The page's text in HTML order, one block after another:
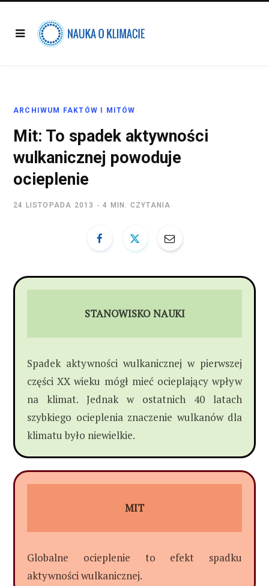
ARCHIWUM FAKTÓW I MITÓW
Mit: To spadek aktywności
wulkanicznej powoduje
ocieplenie
24 LISTOPADA 2013 4 MIN. CZYTANIA
STANOWISKO NAUKI
Spadek aktywności wulkanicznej w pierwszej
części XX wieku mógł mieć ocieplający wpływ
na klimat. Jednak w ostatnich 40 latach
szybkiego ocieplenia znaczenie wulkanów dla
klimatu było niewielkie.
MIT
Globalne ocieplenie to efekt spadku
aktywności wulkanicznej.